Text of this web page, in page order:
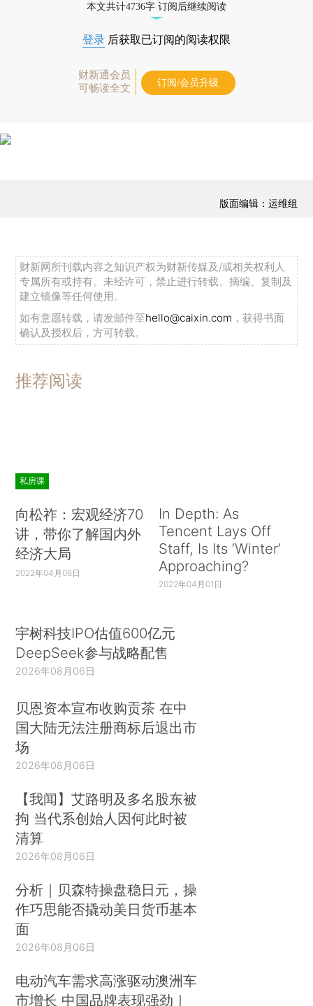
本文共计4736字 订阅后继续阅读
登录 后获取已订阅的阅读权限
财新通会员
可畅读全文
订阅/会员升级
版面编辑：运维组
财新网所刊载内容之知识产权为财新传媒及/或相关权利人
专属所有或持有。未经许可，禁止进行转载、摘编、复制及
建立镜像等任何使用。
如有意愿转载，请发邮件至hello@caixin.com ，获得书面
确认及授权后，方可转载。
推荐阅读
私房课
向松祚：宏观经济70
讲，带你了解国内外
经济大局
2022年04月06日
In Depth: As
Tencent Lays Off
Staff, Is Its ‘Winter’
Approaching?
2022年04月01日
宇树科技IPO估值600亿元
DeepSeek参与战略配售
2026年08月06日
贝恩资本宣布收购贡茶 在中
国大陆无法注册商标后退出市
场
2026年08月06日
【我闻】艾路明及多名股东被
拘 当代系创始人因何此时被
清算
2026年08月06日
分析｜贝森特操盘稳日元，操
作巧思能否撬动美日货币基本
面
2026年08月06日
电动汽车需求高涨驱动澳洲车
市增长 中国品牌表现强劲｜